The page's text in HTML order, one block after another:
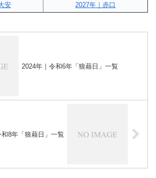
安
2027年｜赤口
2024年｜令和6年「狼藉日」一覧
和8年「狼藉日」一覧